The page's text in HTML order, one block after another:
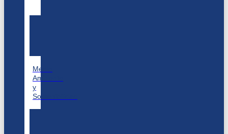
Medio
Ambiente
y
Sostenibilidad